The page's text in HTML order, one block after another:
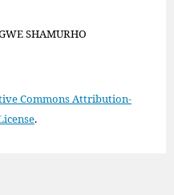
SHAMURHO
Commons Attribution-
.